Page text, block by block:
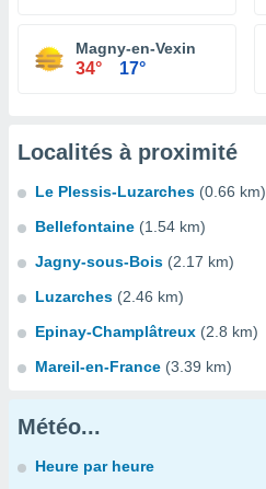
Magny-en-Vexin
34° 17°
Localités à proximité
Le Plessis-Luzarches (0.66 km)
Bellefontaine (1.54 km)
Jagny-sous-Bois (2.17 km)
Luzarches (2.46 km)
Epinay-Champlâtreux (2.8 km)
Mareil-en-France (3.39 km)
Météo...
Heure par heure